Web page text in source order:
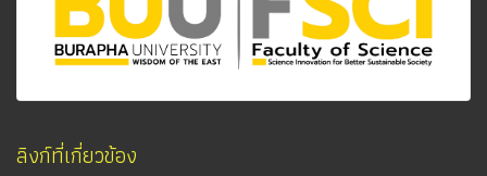
ลิงก์ที่เกี่ยวข้อง